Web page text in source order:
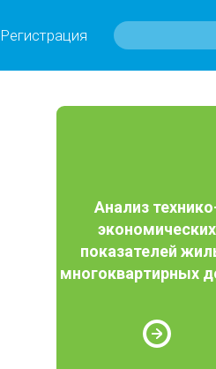
Регистрация
Анализ
экономических
показателей
многоквартирных